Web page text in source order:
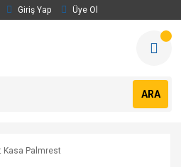
Giriş Yap Üye Ol
ARA